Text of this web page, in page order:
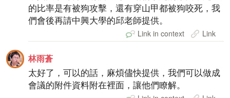
的比率是有被狗攻擊，還有穿山甲都被狗咬死，我
們會後再請中興大學的邱老師提供。
Link in context Link
林雨蒼
太好了，可以的話，麻煩儘快提供，我們可以做成
會議的附件資料附在裡面，讓他們瞭解。